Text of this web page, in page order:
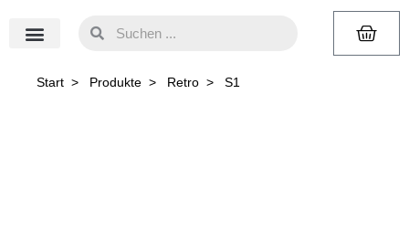
Start > Produkte > Retro > S1